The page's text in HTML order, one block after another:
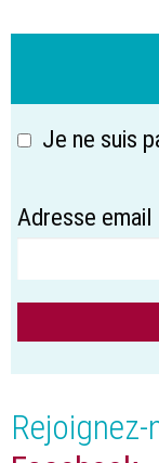
Je ne suis
Adresse email